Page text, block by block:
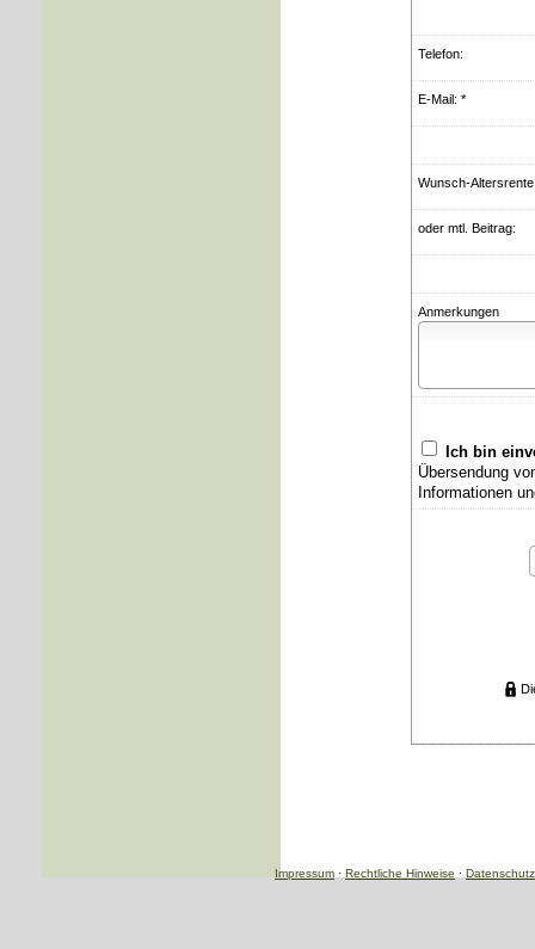
Telefon:
E-Mail: *
Wunsch-
oder mtl. Beitrag:
Anmerkungen
Ich bin
Übersendung
Informationen
Impressum · Rechtliche Hinweise · Datenschutz